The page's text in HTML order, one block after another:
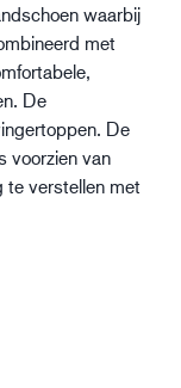
waarbij
met
De
De
voorzien van
te verstellen met